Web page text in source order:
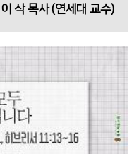
이 삭 목사 (연세대 교수)